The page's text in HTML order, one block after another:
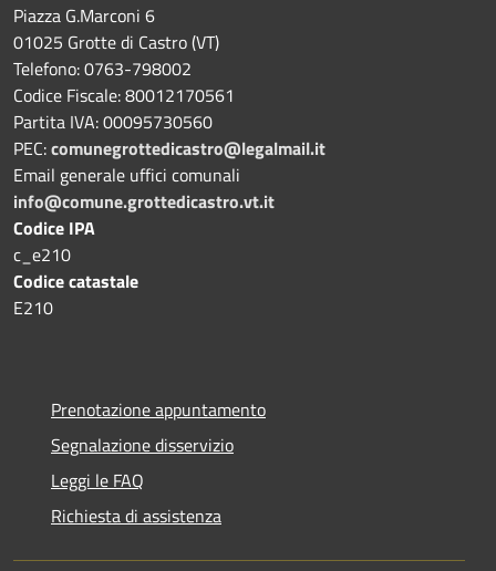
Piazza G.Marconi 6
01025 Grotte di Castro (VT)
Telefono: 0763-798002
Codice Fiscale: 80012170561
Partita IVA: 00095730560
PEC:comunegrottedicastro@legalmail.it
Email generale uffici comunali
info@comune.grottedicastro.vt.it
Codice IPA
c_e210
Codice catastale
E210
Prenotazione appuntamento
Segnalazione disservizio
Leggi le FAQ
Richiesta di assistenza